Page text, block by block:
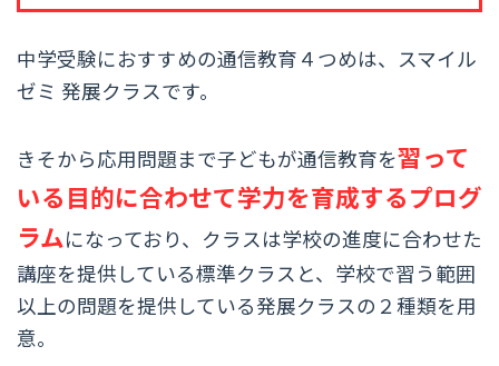
中学受験におすすめの通信教育４つめは、スマイル
ゼミ 発展クラスです。
きそから応用問題まで子どもが通信教育を習って
いる目的に合わせて学力を育成するプログ
ラムになっており、クラスは学校の進度に合わせた
講座を提供している標準クラスと、学校で習う範囲
以上の問題を提供している発展クラスの２種類を用
意。